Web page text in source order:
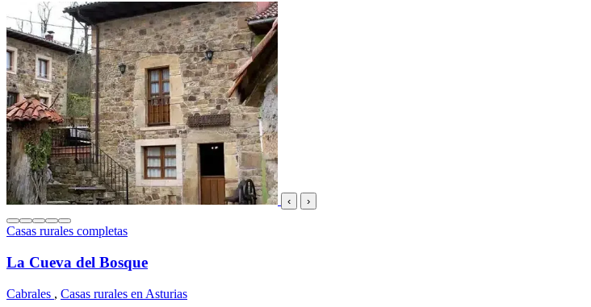
‹ ›
Casas rurales completas
La Cueva del Bosque
Cabrales , Casas rurales en Asturias